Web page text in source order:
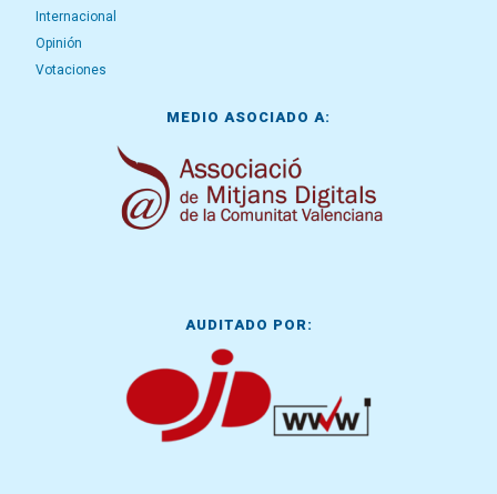
Internacional
Opinión
Votaciones
MEDIO ASOCIADO A:
AUDITADO POR: